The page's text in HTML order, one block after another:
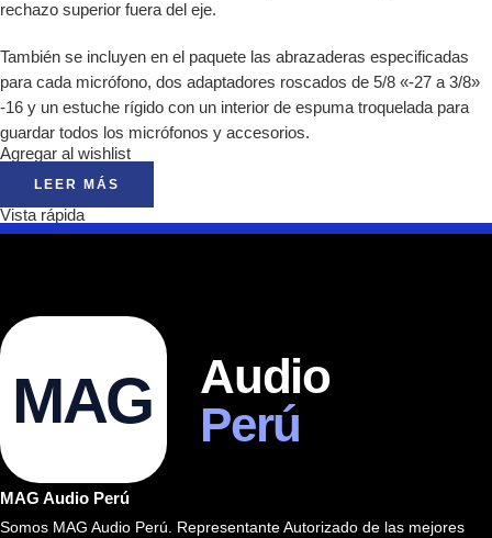
rechazo superior fuera del eje.
También se incluyen en el paquete las abrazaderas especificadas
para cada micrófono, dos adaptadores roscados de 5/8 «-27 a 3/8»
-16 y un estuche rígido con un interior de espuma troquelada para
guardar todos los micrófonos y accesorios.
Agregar al wishlist
LEER MÁS
Vista rápida
MAG
Audio
Perú
MAG Audio Perú
Somos MAG Audio Perú. Representante Autorizado de las mejores